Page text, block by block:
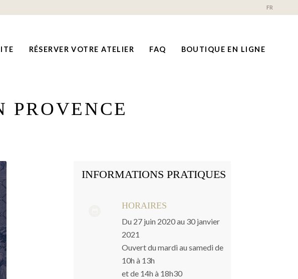
FR
RÉSERVER VOTRE ATELIER FAQ BOUTIQUE EN LIGNE
PROVENCE
INFORMATIONS PRATIQUES
HORAIRES
Du 27 juin 2020 au 30 janvier
2021
Ouvert du mardi au samedi de
10h à 13h
et de 14h à 18h30